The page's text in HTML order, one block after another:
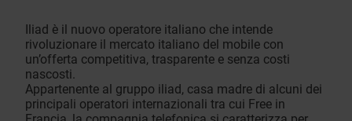
Iliad è il nuovo operatore italiano che intende
rivoluzionare il mercato italiano del mobile con
un’offerta competitiva, trasparente e senza costi
nascosti.
Appartenente al gruppo iliad, casa madre di alcuni dei
principali operatori internazionali tra cui Free in